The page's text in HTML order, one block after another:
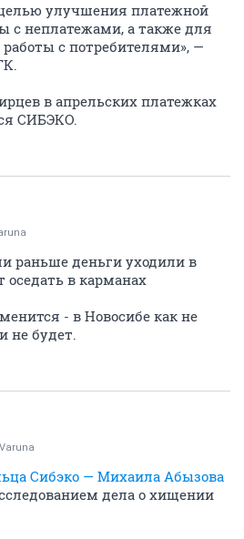
улучшения платежной
с неплатежами, а также для
с потребителями», —
в апрельских платежках
СИБЭКО.
раньше деньги уходили в
оседать в карманах
- в Новосибе как не
не будет.
Varuna
Сибэко — Михаила Абызова
дела о хищении